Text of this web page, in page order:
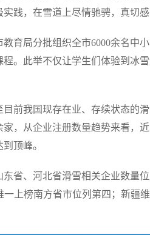
践，在雪道上尽情驰骋，真切感
育局分批组织全市6000余名中
程。此举不仅让学生们体验到冰
前我国现存在业、存续状态的
家，从企业注册数量趋势来看，
顶峰。
省、河北省滑雪相关企业数量
一上榜南方省市位列第四；新疆